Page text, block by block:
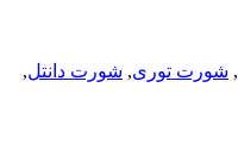
, شورت توری, شورت دانتل,